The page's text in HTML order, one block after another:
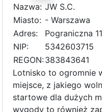
Nazwa: JW S.C.
Miasto: - Warszawa
Adres:
Pograniczna 11
NIP:
5342603715
REGON:383843641
Lotnisko to ogromnie
miejsce, z jakiego
startowe dla dużych
wygody to również